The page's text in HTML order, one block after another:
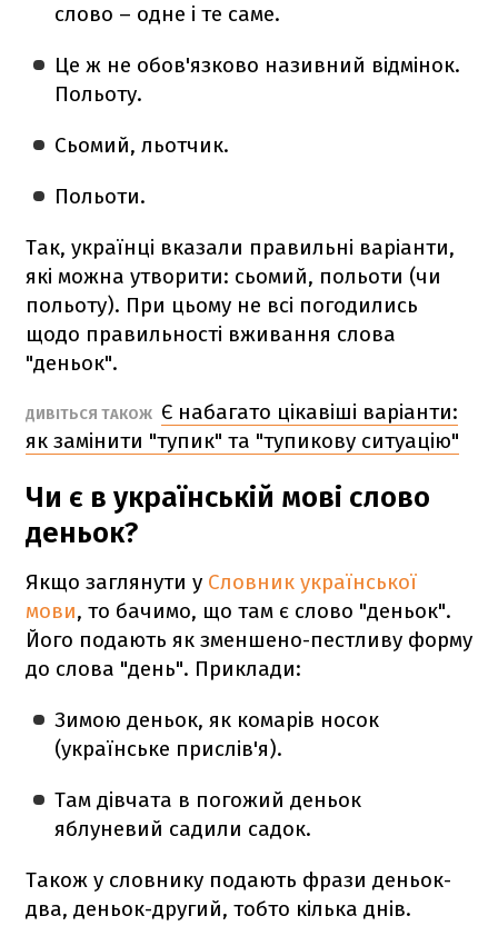
слово – одне і те саме.
Це ж не обов'язково називний відмінок.
Польоту.
Сьомий, льотчик.
Польоти.
Так, українці вказали правильні варіанти,
які можна утворити: сьомий, польоти (чи
польоту). При цьому не всі погодились
щодо правильності вживання слова
"деньок".
ДИВІТЬСЯ ТАКОЖ Є набагато цікавіші варіанти:
як замінити "тупик" та "тупикову ситуацію"
Чи є в українській мові слово
деньок?
Якщо заглянути у Словник української
мови, то бачимо, що там є слово "деньок".
Його подають як зменшено-пестливу форму
до слова "день". Приклади:
Зимою деньок, як комарів носок
(українське прислів'я).
Там дівчата в погожий деньок
яблуневий садили садок.
Також у словнику подають фрази деньок-
два, деньок-другий, тобто кілька днів.